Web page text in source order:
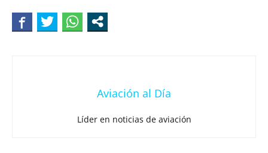
Aviación al Día
Líder en noticias de aviación